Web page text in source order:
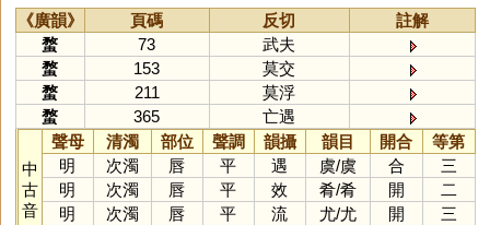
《廣韻》 頁碼 反切
註解
蝥
73
武夫
蝥
153
莫交
蝥
211
莫浮
蝥
365 亡遇
中
古
音
聲母 清濁 部位 聲調 韻攝 韻目 開合
等第
明
次濁 唇 平 遇 虞/虞 合
三
明
次濁 唇 平 效 肴/肴 開
二
明
次濁 唇 平 流 尤/尤 開
三